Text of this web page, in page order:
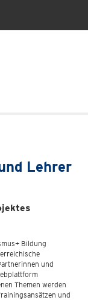
Lehrer
Bildung
und
Themen werden
und